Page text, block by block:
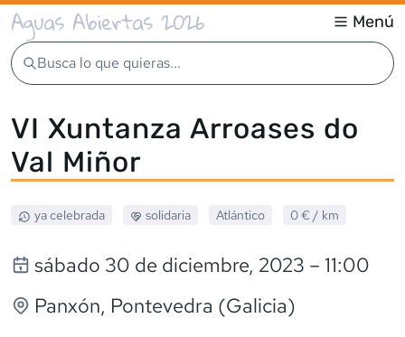
Aguas Abiertas 2026 Menú
Busca lo que quieras...
VI Xuntanza Arroases do
Val Miñor
ya celebrada solidaria Atlántico 0 € / km
sábado 30 de diciembre, 2023 – 11:00
Panxón, Pontevedra (Galicia)